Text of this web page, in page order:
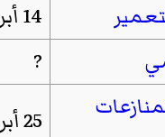
14 أبريل 1947
?
25 أبريل 2003